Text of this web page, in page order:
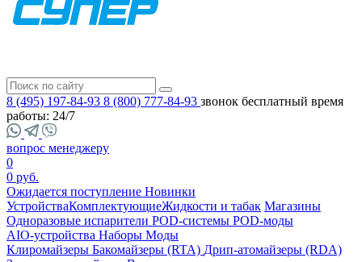
8 (495) 197-84-93 8 (800) 777-84-93 звонок бесплатный время
работы: 24/7
вопрос менеджеру
0
0 руб.
Ожидается поступление Новинки
УстройстваКомплектующиеЖидкости и табак Магазины
Одноразовые испарители POD-системы POD-моды
AIO-устройства Наборы Моды
Клиромайзеры Бакомайзеры (RTA) Дрип-атомайзеры (RDA)